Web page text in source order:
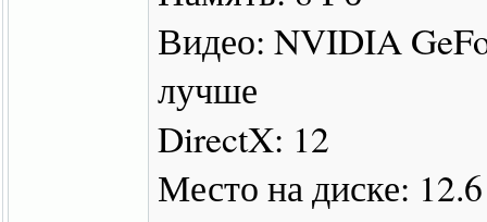
Видео: NVIDIA
лучше
DirectX: 12
Место на диске: